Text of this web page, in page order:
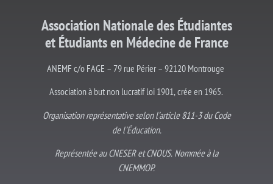
Association Nationale des Étudiantes
etÉtudiantsen Médecine de France
ANEMF c/o FAGE – 79 rue Périer – 92120 Montrouge
Association à but non lucratif loi 1901, crée en 1965.
Organisation représentative selon l’article 811-3 du Code
de l’Éducation.
Représentée au CNESER et CNOUS. Nommée à la
CNEMMOP.